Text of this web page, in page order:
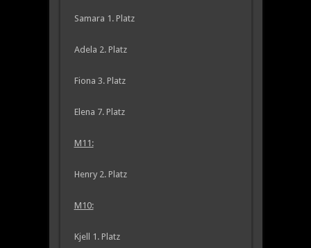
Samara 1. Platz
Adela 2. Platz
Fiona 3. Platz
Elena 7. Platz
M11:
Henry 2. Platz
M10:
Kjell 1. Platz